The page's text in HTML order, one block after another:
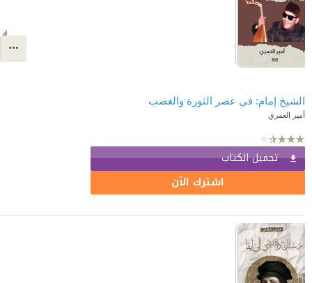
الشيخ إمام: في عصر الثورة والغضب
أمير العمري
تحميل الكتاب
اشترك الآن